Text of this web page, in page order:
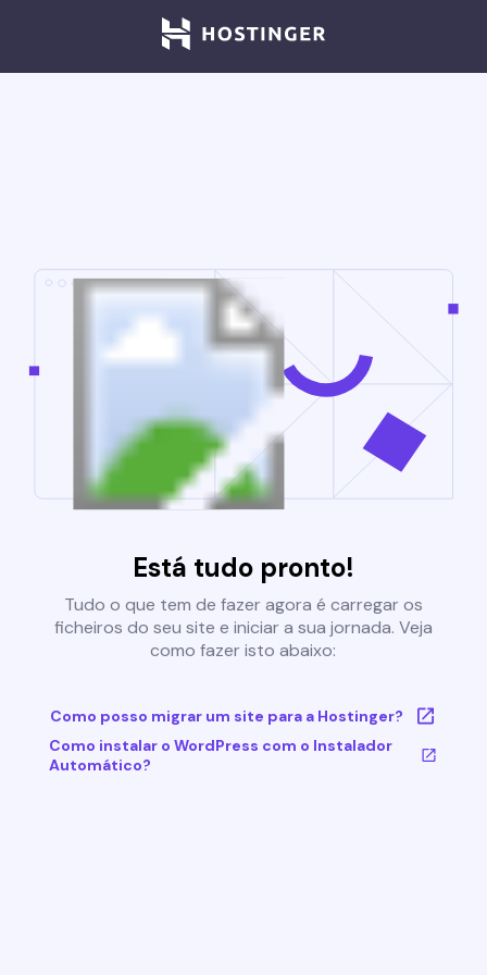
Está tudo pronto!
Tudo o que tem de fazer agora é carregar os
ficheiros do seu site e iniciar a sua jornada. Veja
como fazer isto abaixo:
Como posso migrar um site para a Hostinger?
Como instalar o WordPress com o Instalador
Automático?